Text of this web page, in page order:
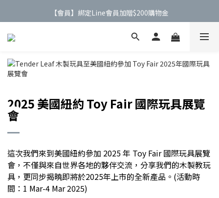
【公告】4/21(二)起 價格調整事宜
【會員】綁定Line會員加贈$200購物金
【公告】4/21(二)起 價格調整事宜
2025 美國紐約 Toy Fair 國際玩具展覽
會
這次我們來到美國紐約參加 2025 年 Toy Fair 國際玩具展覽
會，不僅與來自世界各地的夥伴交流，分享我們的木製教玩
具，更同步揭曉即將於2025年上市的全新產品。(活動時
間：1 Mar-4 Mar 2025)